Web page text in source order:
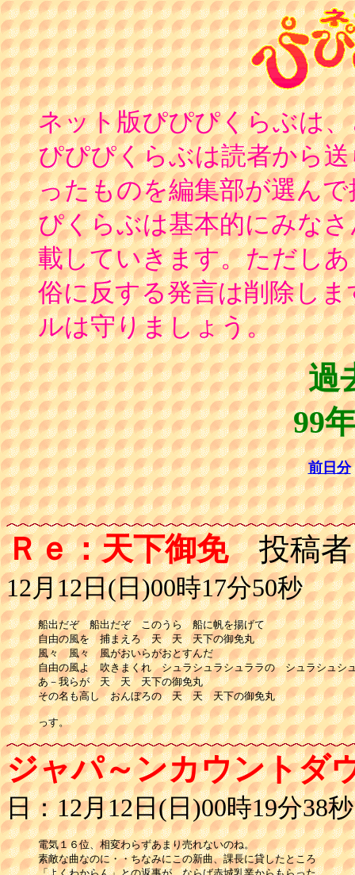
ネット版ぴぴぴくらぶは
ぴぴぴくらぶは読者から
ったものを編集部が選ん
ぴくらぶは基本的にみな
載していきます。ただし
俗に反する発言は削除し
ルは守りましょう。
過
99
前日分
Ｒｅ：天下御免投稿者
12月12日(日)00時17分50秒
船出だぞ　船出だぞ　このうら　船に帆を揚げて
自由の風を　捕まえろ　天　天　天下の御免丸
風々　風々　風がおいらがおとすんだ
自由の風よ　吹きまくれ　シュラシュラシュララの　シュラシュシ
あ－我らが　天　天　天下の御免丸
その名も高し　おんぼろの　天　天　天下の御免丸
ジャパ～ンカウントダ
日：12月12日(日)00時19分38秒
電気１６位、相変わらずあまり売れないのね。
素敵な曲なのに・・ちなみにこの新曲、課長に貸したところ